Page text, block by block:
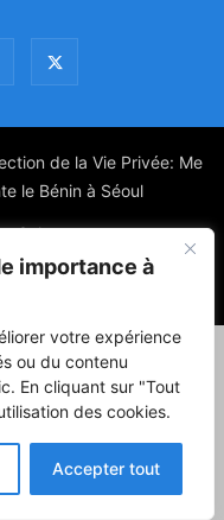
importance à
votre expérience
ou du contenu
En cliquant sur "Tout
des cookies.
Accepter tout
de la Vie Privée: Me
le Bénin à Séoul
Culture